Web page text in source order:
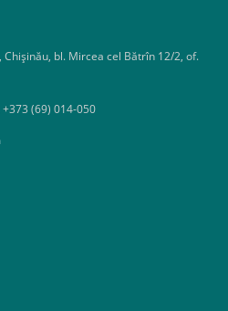
Chișinău, bl. Mircea cel Bătrîn 12/2, of.
(69) 014-050